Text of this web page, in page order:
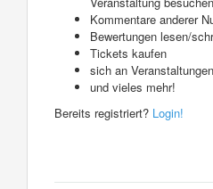
Kommentare anderer
Bewertungen lesen/
Tickets kaufen
sich an
und vieles mehr!
Bereits registriert? Login!